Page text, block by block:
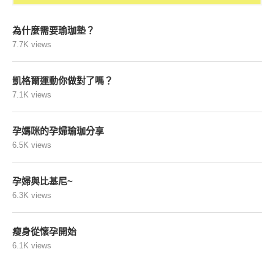
為什麼需要瑜珈墊？
7.7K views
凱格爾運動你做對了嗎？
7.1K views
孕媽咪的孕婦瑜珈分享
6.5K views
孕婦與比基尼~
6.3K views
瘦身從懷孕開始
6.1K views